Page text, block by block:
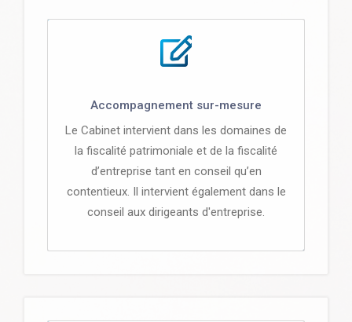
Accompagnement sur-mesure
Le Cabinet intervient dans les domaines de
la fiscalité patrimoniale et de la fiscalité
d’entreprise tant en conseil qu’en
contentieux. Il intervient également dans le
conseil aux dirigeants d'entreprise.